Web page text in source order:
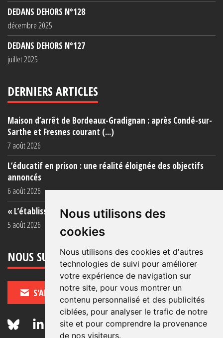
Nous utilisons des
cookies
Nous utilisons des cookies et d'autres
technologies de suivi pour améliorer
votre expérience de navigation sur
notre site, pour vous montrer un
contenu personnalisé et des publicités
ciblées, pour analyser le trafic de notre
site et pour comprendre la provenance
de nos visiteurs.
DEDANS DEHORS N°128
décembre 2025
DEDANS DEHORS N°127
juillet 2025
DERNIERS ARTICLES
Maison d’arrêt de Bordeaux-Gradignan : après Condé-sur-
Sarthe et Fresnes courant (...)
7 août 2026
L’éducatif en prison : une réalité éloignée des objectifs
annoncés
6 août 2026
« L’établissement est une porcherie totale »
5 août 2026
NOUS SUIVRE
S'ABONNER